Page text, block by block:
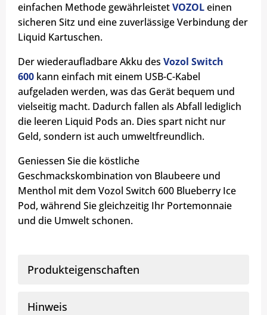
einfachen Methode gewährleistetVOZOLeinen
sicheren Sitz und eine zuverlässige Verbindung der
Liquid Kartuschen.
Der wiederaufladbare Akku des Vozol Switch
600 kann einfach mit einem USB-C-Kabel
aufgeladen werden, was das Gerät bequem und
vielseitig macht. Dadurch fallen als Abfall lediglich
die leeren Liquid Pods an. Dies spart nicht nur
Geld, sondern ist auch umweltfreundlich.
Geniessen Sie die köstliche
Geschmackskombination von Blaubeere und
Menthol mit dem Vozol Switch 600 Blueberry Ice
Pod, während Sie gleichzeitig Ihr Portemonnaie
und die Umwelt schonen.
Produkteigenschaften
Hinweis